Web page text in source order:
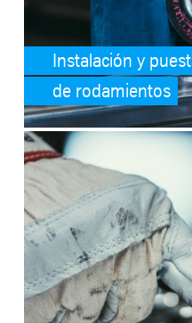
Instalación y
de rodamientos
SafeValue must use